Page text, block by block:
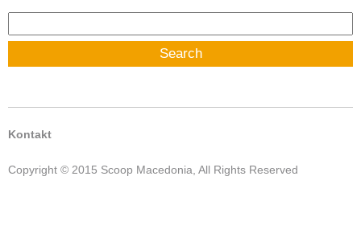
for:
Kontakt
Copyright © 2015 Scoop Macedonia, All Rights Reserved